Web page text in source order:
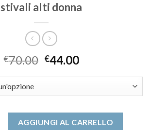
stivali alti donna
€70.00 €44.00
AGGIUNGI AL CARRELLO